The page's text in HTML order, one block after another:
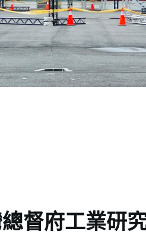
督府工業研